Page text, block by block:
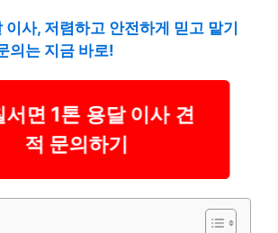
이사, 저렴하고 안전하게 믿고 맡기
의는 지금 바로!
서면 1톤 용달 이사 견
적 문의하기